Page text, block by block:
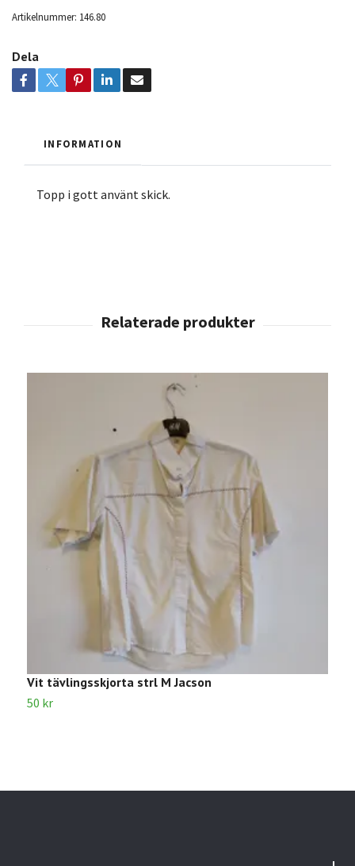
Artikelnummer: 146.80
Dela
INFORMATION
Topp i gott använt skick.
Vit tävlingsskjorta strl M Jacson
50 kr